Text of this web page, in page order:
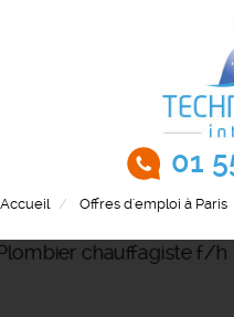
01
Accueil Offres d'emploi à Paris